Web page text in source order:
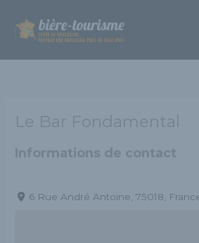
contenu
Le Bar Fondamental
Informations de contact
6 Rue André Antoine, 75018,